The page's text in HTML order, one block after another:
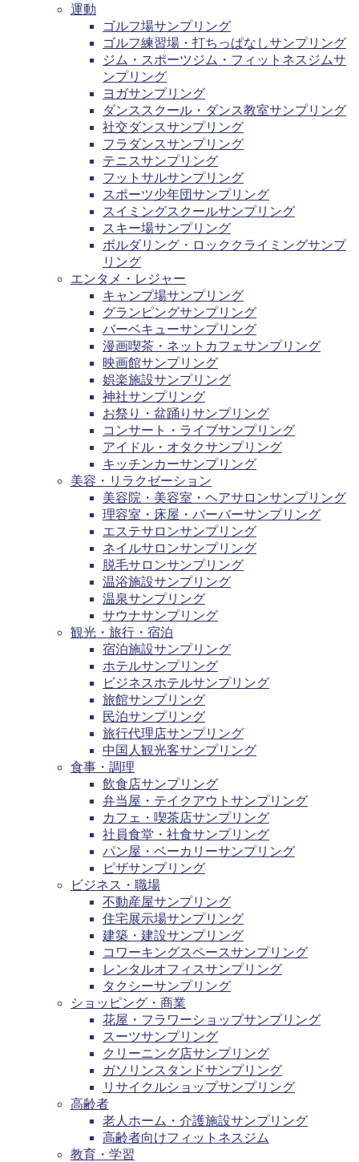
運動
ゴルフ場サンプリング
ゴルフ練習場・打ちっぱなしサンプリング
ジム・スポーツジム・フィットネスジムサ
ンプリング
ヨガサンプリング
ダンススクール・ダンス教室サンプリング
社交ダンスサンプリング
フラダンスサンプリング
テニスサンプリング
フットサルサンプリング
スポーツ少年団サンプリング
スイミングスクールサンプリング
スキー場サンプリング
ボルダリング・ロッククライミングサンプ
リング
エンタメ・レジャー
キャンプ場サンプリング
グランピングサンプリング
バーベキューサンプリング
漫画喫茶・ネットカフェサンプリング
映画館サンプリング
娯楽施設サンプリング
神社サンプリング
お祭り・盆踊りサンプリング
コンサート・ライブサンプリング
アイドル・オタクサンプリング
キッチンカーサンプリング
美容・リラクゼーション
美容院・美容室・ヘアサロンサンプリング
理容室・床屋・バーバーサンプリング
エステサロンサンプリング
ネイルサロンサンプリング
脱毛サロンサンプリング
温浴施設サンプリング
温泉サンプリング
サウナサンプリング
観光・旅行・宿泊
宿泊施設サンプリング
ホテルサンプリング
ビジネスホテルサンプリング
旅館サンプリング
民泊サンプリング
旅行代理店サンプリング
中国人観光客サンプリング
食事・調理
飲食店サンプリング
弁当屋・テイクアウトサンプリング
カフェ・喫茶店サンプリング
社員食堂・社食サンプリング
パン屋・ベーカリーサンプリング
ピザサンプリング
ビジネス・職場
不動産屋サンプリング
住宅展示場サンプリング
建築・建設サンプリング
コワーキングスペースサンプリング
レンタルオフィスサンプリング
タクシーサンプリング
ショッピング・商業
花屋・フラワーショップサンプリング
スーツサンプリング
クリーニング店サンプリング
ガソリンスタンドサンプリング
リサイクルショップサンプリング
高齢者
老人ホーム・介護施設サンプリング
高齢者向けフィットネスジム
教育・学習